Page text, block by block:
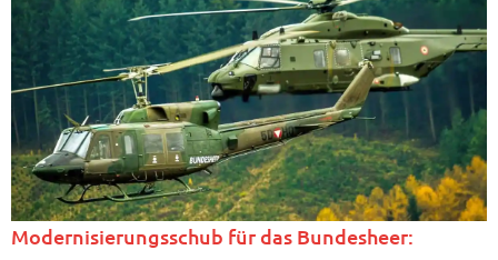
Modernisierungsschub für das Bundesheer: